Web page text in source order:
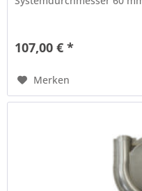
107,00 € *
Merken